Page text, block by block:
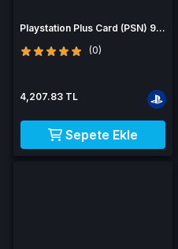
Playstation Plus Card (PSN) 90
(0)
4,207.83 TL
Sepete Ekle